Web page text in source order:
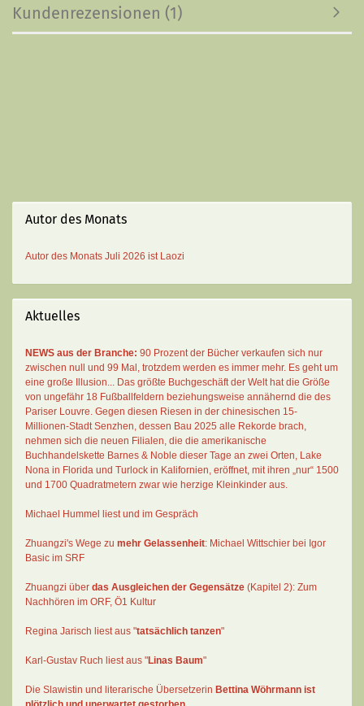
Kundenrezensionen (1)
Autor des Monats
Autor des Monats Juli 2026 ist Laozi
Aktuelles
NEWS aus der Branche: 90 Prozent der Bücher verkaufen sich nur
zwischen null und 99 Mal , trotzdem werden es immer mehr. Es geht um
eine große Illusion... Das größte Buchgeschäft der Welt hat die Größe
von ungefähr 18 Fußballfeldern beziehungsweise annähernd die des
Pariser Louvre. Gegen diesen Riesen in der chinesischen 15-
Millionen-Stadt Senzhen, dessen Bau 2025 alle Rekorde brach,
nehmen sich die neuen Filialen, die die amerikanische
Buchhandelskette Barnes & Noble dieser Tage an zwei Orten, Lake
Nona in Florida und Turlock in Kalifornien, eröffnet, mit ihren „nur“ 1500
und 1700 Quadratmetern zwar wie herzige Kleinkinder aus.
Michael Hummel liest und im Gespräch
Zhuangzi's Wege zu mehr Gelassenheit: Michael Wittschier bei Igor
Basic im SRF
Zhuangzi über das Ausgleichen der Gegensätze (Kapitel 2): Zum
Nachhören im ORF, Ö1 Kultur
Regina Jarisch liest aus "tatsächlich tanzen"
Karl-Gustav Ruch liest aus "Linas Baum"
Die Slawistin und literarische Übersetzerin Bettina Wöhrmann ist